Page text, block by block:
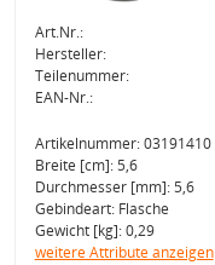
Art.Nr.:
Hersteller:
Teilenummer:
EAN-Nr.:
Artikelnummer: 03191410
Breite [cm]: 5,6
Durchmesser [mm]: 5,6
Gebindeart: Flasche
Gewicht [kg]: 0,29
weitere Attribute anzeigen